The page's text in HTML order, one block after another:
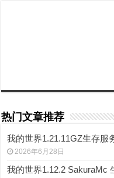
热门文章推荐
我的世界1.21.11GZ生存服
2026年6月28日
我的世界1.12.2 SakuraMc